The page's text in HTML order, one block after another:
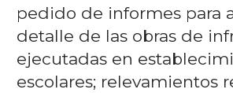
pedido de informes para
detalle de las obras de
ejecutadas en
escolares; relevamientos